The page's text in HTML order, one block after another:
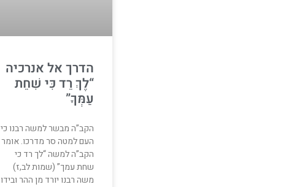
הדרך אל אנרכיה
“לֶךְ רֵד כִּי שִׁחֵת
עַמְּךָ”
הקב”ה מבשר למשה רבנו כי
העם למטה סר מדרכו. אומר
הקב”ה למשה “לך רד כי
שחת עמך” (שמות לב,ז)
משה רבנו יורד מן ההר ובידו